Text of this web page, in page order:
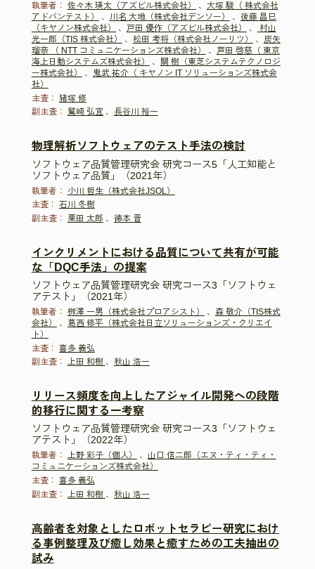
執筆者： 佐々木 瑛太（アズビル株式会社） 、 大塚 駿（ 株式会社
アドバンテスト）
、 川名 大地（株式会社デンソー） 、 後藤 昌巳
（キヤノン株式会社）
、 戸田 優作（アズビル株式会社） 、
村山
光一郎（TIS 株式会社）
、 松田 考将（株式会社ノーリツ） 、 炭矢
瑠奈 （ NTT コミュニケーションズ株式会社）
、 芦田 啓慈（ 東京
海上日動システムズ株式会社）
、
關 樹（東芝システムテクノロジ
ー株式会社）
、 鬼武 祐介（ キヤノン IT ソリューションズ株式会
社）
主査： 猪塚 修
副主査： 鷲崎 弘宜 、 長谷川 裕一
物理解析ソフトウェアのテスト手法の検討
ソフトウェア品質管理研究会 研究コース5「人工知能と
ソフトウェア品質」（2021年）
執筆者：
小川 哲生（株式会社JSOL）
主査： 石川 冬樹
副主査：
栗田 太郎 、 徳本 晋
インクリメントにおける品質について共有が可能
な「DQC手法」の提案
ソフトウェア品質管理研究会 研究コース3「ソフトウェ
アテスト」（2021年）
執筆者： 栁澤 一男（株式会社プロアシスト） 、 森 敬介（TIS株式
会社）
、 葛西 修平（株式会社日立ソリューションズ・クリエイ
ト）
主査： 喜多 義弘
副主査： 上田 和樹 、 秋山 浩一
リリース頻度を向上したアジャイル開発への段階
的移行に関する一考察
ソフトウェア品質管理研究会 研究コース3「ソフトウェ
アテスト」（2022年）
執筆者： 上野 彩子（個人） 、 山口 信二郎（エヌ・ティ・ティ・
コミュニケーションズ株式会社）
主査： 喜多 義弘
副主査：
上田 和樹 、 秋山 浩一
高齢者を対象としたロボットセラピー研究におけ
る事例整理及び癒し効果と癒すための工夫抽出の
試み